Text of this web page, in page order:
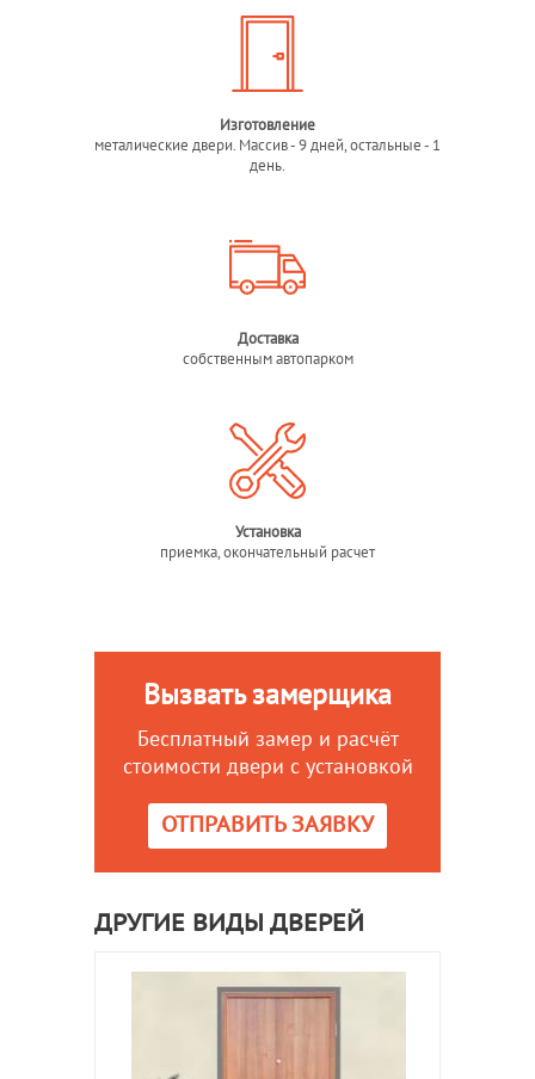
Изготовление
металические двери. Массив - 9 дней, остальные - 1
день.
Доставка
собственным автопарком
Установка
приемка, окончательный расчет
Вызвать замерщика
Бесплатный замер и расчёт
стоимости двери с установкой
ОТПРАВИТЬ ЗАЯВКУ
ДРУГИЕ ВИДЫ ДВЕРЕЙ